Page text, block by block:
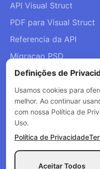
API Visual Struct
PDF para Visual Struct
Referencia da API
Migracao PSD
© 2026 Codia AI. Todos os
Política de Privacidade
Definições de
Usamos cookies para
melhor. Ao continuar
com nossa Política de
Uso.
Política de Privacidade
Aceitar Todos